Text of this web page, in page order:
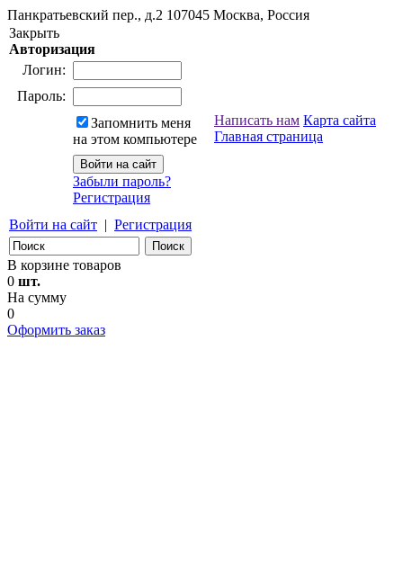
Панкратьевский пер., д.2 107045 Москва, Россия
Закрыть
Авторизация
Логин:
Пароль:
Запомнить меня
на этом компьютере
Забыли пароль?
Регистрация
Войти на сайт | Регистрация
Написать нам Карта сайта
Главная страница
В корзине товаров
0 шт.
На сумму
0
Оформить заказ